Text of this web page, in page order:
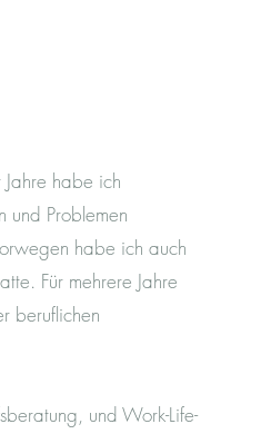
habe ich
und Problemen
habe ich auch
Für mehrere Jahre
beruflichen
und Work-Life-